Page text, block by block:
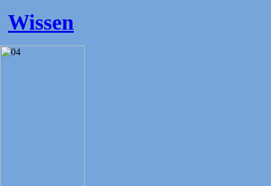
Wissen